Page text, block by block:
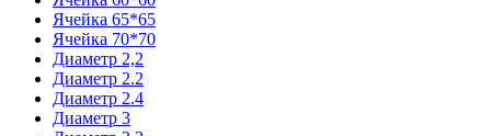
Ячейка 65*65
Ячейка 70*70
Диаметр 2,2
Диаметр 2.2
Диаметр 2.4
Диаметр 3